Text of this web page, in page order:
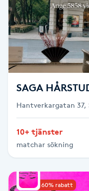
Nagelklippning
Nagelsvamp
Nageltrång
Nagelvård
Naglar borttagning
Naglar reparation
Naprapati
SAGA
Hantverkargatan 37,
10+ tjänster
matchar sökning
Upp till 60% rabatt